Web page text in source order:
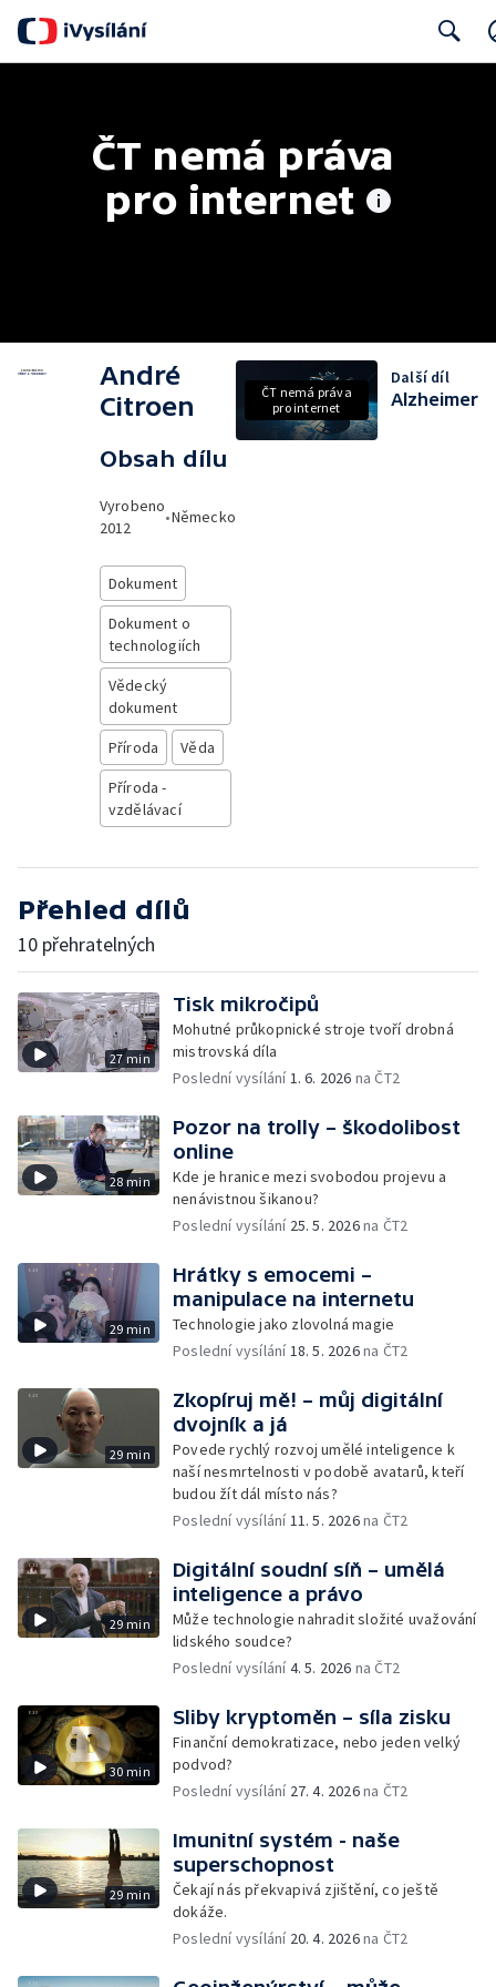
ČT nemá práva
pro internet
André
Citroen
Obsah dílu
Vyrobeno
2012
•Německo
Dokument
Dokument o
technologiích
Vědecký
dokument
Příroda
Věda
Příroda -
vzdělávací
ČT nemá práva
pro internet
Další díl
Alzheimer
Přehled dílů
10 přehratelných
27 min
Tisk mikročipů
Mohutné průkopnické stroje tvoří drobná
mistrovská díla
Poslední vysílání1. 6. 2026 na ČT2
28 min
Pozor na trolly – škodolibost
online
Kde je hranice mezi svobodou projevu a
nenávistnou šikanou?
Poslední vysílání 25. 5. 2026na ČT2
29 min
Hrátky s emocemi –
manipulace na internetu
Technologie jako zlovolná magie
Poslední vysílání18. 5. 2026na ČT2
29 min
Zkopíruj mě! – můj digitální
dvojník a já
Povede rychlý rozvoj umělé inteligence k
naší nesmrtelnosti v podobě avatarů, kteří
budou žít dál místo nás?
Poslední vysílání11. 5. 2026na ČT2
29 min
Digitální soudní síň – umělá
inteligence a právo
Může technologie nahradit složité uvažování
lidského soudce?
Poslední vysílání4. 5. 2026 na ČT2
30 min
Sliby kryptoměn – síla zisku
Finanční demokratizace, nebo jeden velký
podvod?
Poslední vysílání 27. 4. 2026na ČT2
29 min
Imunitní systém - naše
superschopnost
Čekají nás překvapivá zjištění, co ještě
dokáže.
Poslední vysílání 20. 4. 2026na ČT2